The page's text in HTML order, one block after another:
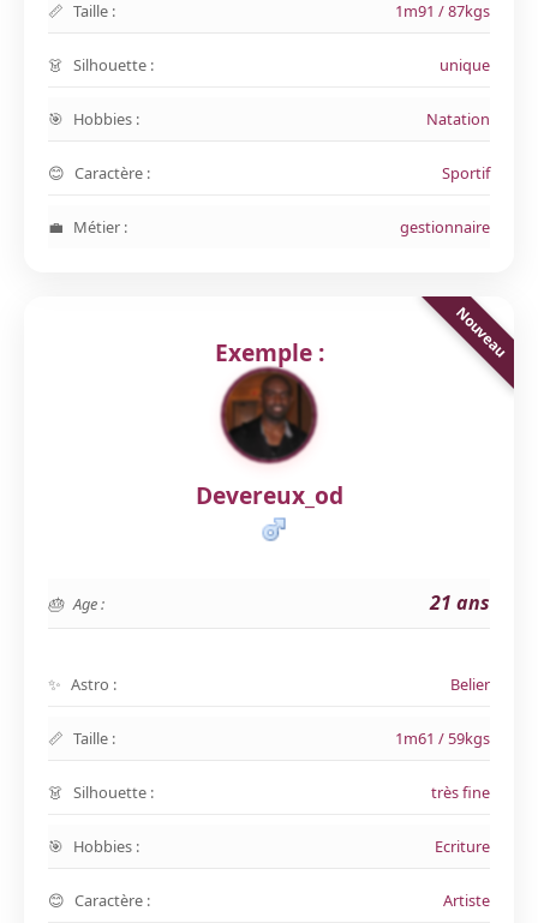
Taille : 1m91 / 87kgs
Silhouette : unique
Hobbies : Natation
Caractère : Sportif
Métier : gestionnaire
Exemple :
Devereux_od
Age : 21 ans
Astro : Belier
Taille : 1m61 / 59kgs
Silhouette : très fine
Hobbies : Ecriture
Caractère : Artiste